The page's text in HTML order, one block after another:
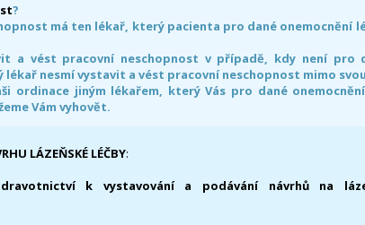
?
má ten lékař, který pacienta pro dané onemocnění
a vést pracovní neschopnost v případě, kdy není pro
nesmí vystavit a vést pracovní neschopnost mimo
ordinace jiným lékařem, který Vás pro dané
Vám vyhovět.
LÁZEŇSKÉ LÉČBY:
k vystavování a podávání návrhů na